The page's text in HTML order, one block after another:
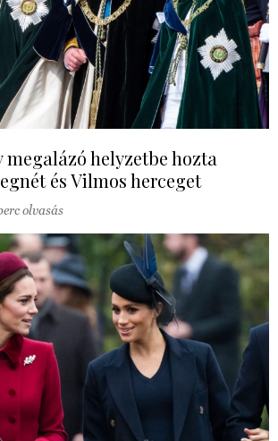
helyzetbe hozta
és Vilmos herceget
olvasás